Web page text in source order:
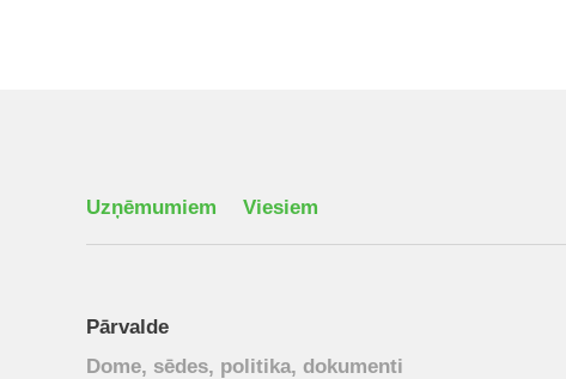
Uzņēmumiem Viesiem
Pārvalde
Dome, sēdes, politika, dokumenti